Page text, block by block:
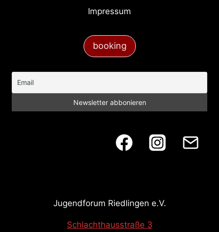
o
n
Impressum
booking
Jugendforum Riedlingen e.V.
Schlachthausstraße 3